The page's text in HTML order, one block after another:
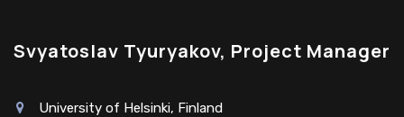
Svyatoslav Tyuryakov, Project Manager
University of Helsinki, Finland